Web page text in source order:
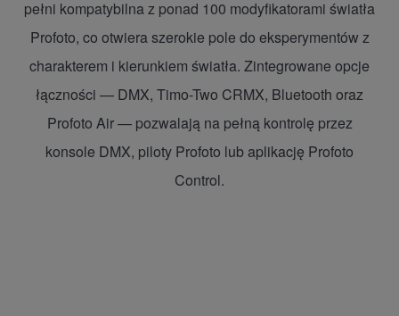
pełni kompatybilna z ponad 100 modyfikatorami światła
Profoto, co otwiera szerokie pole do eksperymentów z
charakterem i kierunkiem światła. Zintegrowane opcje
łączności — DMX, Timo-Two CRMX, Bluetooth oraz
Profoto Air — pozwalają na pełną kontrolę przez
konsole DMX, piloty Profoto lub aplikację Profoto
Control.